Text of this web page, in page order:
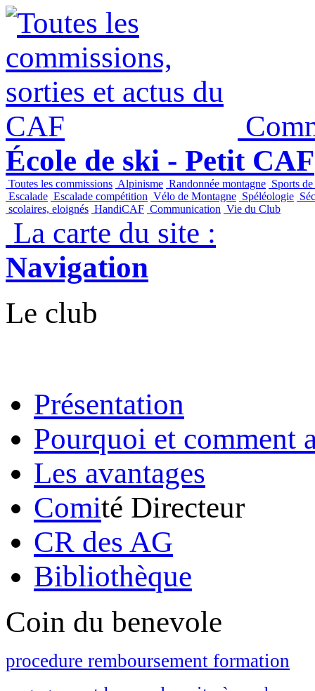
École de ski - Petit CAF
Toutes les commissions Alpinisme Randonnée montagne Sports
Escalade Escalade compétition Vélo de Montagne Spéléologie
scolaires, eloignés HandiCAF Communication Vie du Club
La carte du site :
Navigation
Le club
Présentation
Pourquoi et comment
Les avantages
Comité Directeur
CR des AG
Bibliothèque
Coin du benevole
procedure remboursement formation